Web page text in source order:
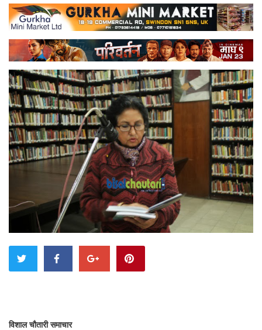
विशाल चौतारी समाचार